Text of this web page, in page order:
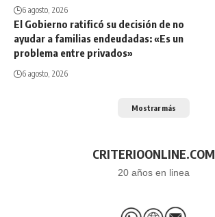
6 agosto, 2026
El Gobierno ratificó su decisión de no
ayudar a familias endeudadas: «Es un
problema entre privados»
6 agosto, 2026
Mostrar más
CRITERIOONLINE.COM
20 años en linea